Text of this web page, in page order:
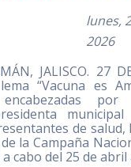
lunes,
2026
JALISCO. 27
“Vacuna es
encabezadas por
de salud,
la Campaña
cabo del 25 de abril